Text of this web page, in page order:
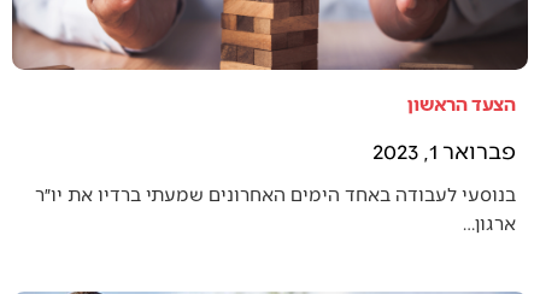
הצעד הראשון
פברואר 1, 2023
בנוסעי לעבודה באחד הימים האחרונים שמעתי ברדיו את יו״ר
ארגון…